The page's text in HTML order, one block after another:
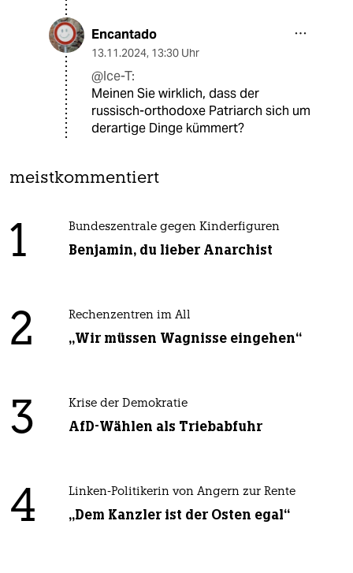
Encantado
13.11.2024, 13:30 Uhr
@Ice-T:
Meinen Sie wirklich, dass der
russisch-orthodoxe Patriarch sich um
derartige Dinge kümmert?
meistkommentiert
1 Bundeszentrale gegen Kinderfiguren
Benjamin, du lieber Anarchist
2 Rechenzentren im All
„Wir müssen Wagnisse eingehen“
3 Krise der Demokratie
AfD-Wählen als Triebabfuhr
4 Linken-Politikerin von Angern zur Rente
„Dem Kanzler ist der Osten egal“